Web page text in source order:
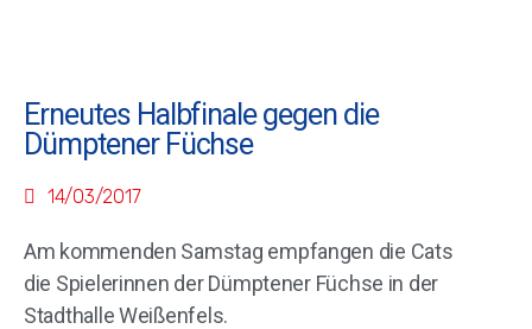
Erneutes Halbfinale gegen die
Dümptener Füchse
14/03/2017
Am kommenden Samstag empfangen die Cats
die Spielerinnen der Dümptener Füchse in der
Stadthalle Weißenfels.